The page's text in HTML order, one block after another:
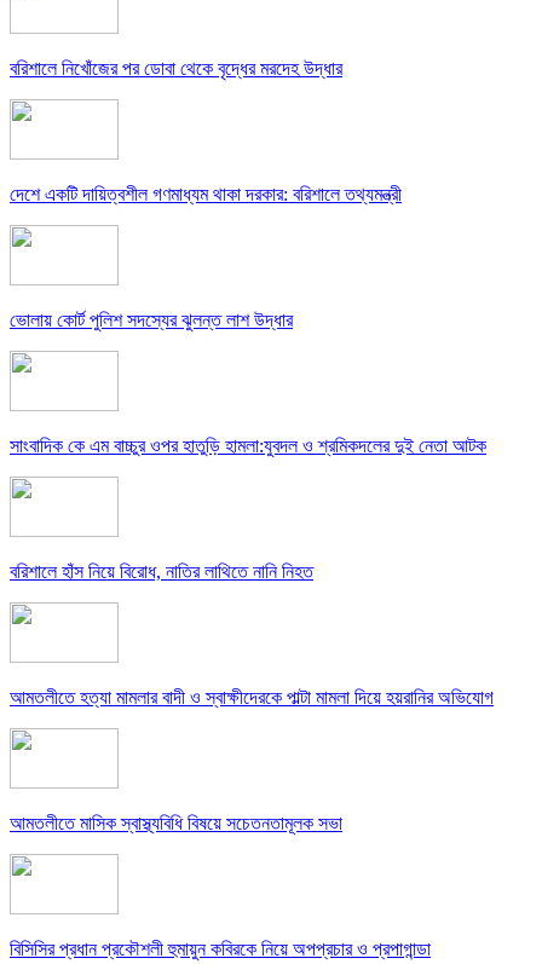
বরিশালে নিখোঁজের পর ডোবা থেকে বৃদ্ধের মরদেহ উদ্ধার
দেশে একটি দায়িত্বশীল গণমাধ্যম থাকা দরকার: বরিশালে তথ্যমন্ত্রী
ভোলায় কোর্ট পুলিশ সদস্যের ঝুলন্ত লাশ উদ্ধার
সাংবাদিক কে এম বাচ্চুর ওপর হাতুড়ি হামলা:যুবদল ও শ্রমিকদলের দুই নেতা আটক
বরিশালে হাঁস নিয়ে বিরোধ, নাতির লাথিতে নানি নিহত
আমতলীতে হত্যা মামলার বাদী ও স্বাক্ষীদেরকে পাল্টা মামলা দিয়ে হয়রানির অভিযোগ
আমতলীতে মাসিক স্বাস্থ্যবিধি বিষয়ে সচেতনতামূলক সভা
বিসিসির প্রধান প্রকৌশলী হুমায়ুন কবিরকে নিয়ে অপপ্রচার ও প্রপাগান্ডা